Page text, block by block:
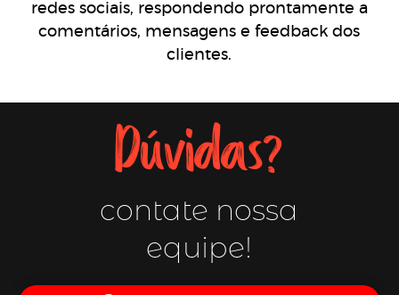
redes sociais, respondendo prontamente a
comentários, mensagens e feedback dos
clientes.
Dúvidas?
contate nossa
equipe!